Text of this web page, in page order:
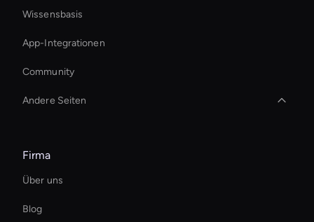
Wissensbasis
App-Integrationen
Community
Andere Seiten
Ai Avatar Live Chat
KI-Video-Thumbnail-Generator
Ersteller von KI-Videoanzeigen
Firma
Über uns
Blog